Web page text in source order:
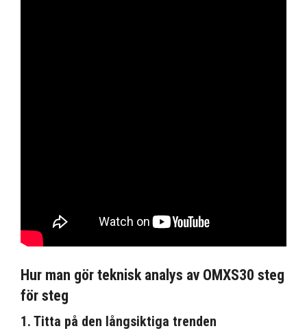
Hur man gör teknisk analys av OMXS30 steg
för steg
1. Titta på den långsiktiga trenden